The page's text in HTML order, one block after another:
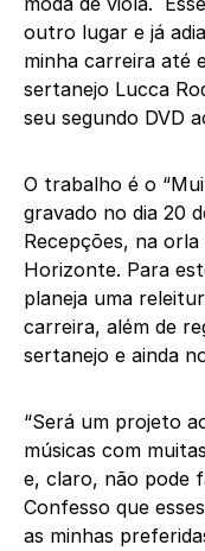
outro lugar e já
minha carreira até
sertanejo Lucca
seu segundo DVD
O trabalho é o
gravado no dia 20
Recepções, na
Horizonte. Para
planeja uma
carreira, além de
sertanejo e ainda
“Será um projeto
músicas com
e, claro, não pode
Confesso que
as minhas